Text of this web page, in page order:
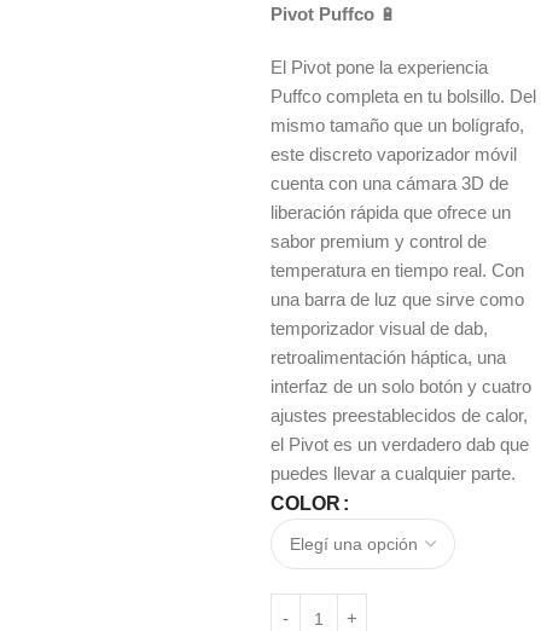
Pivot Puffco 🔋
El Pivot pone la experiencia
Puffco completa en tu bolsillo. Del
mismo tamaño que un bolígrafo,
este discreto vaporizador móvil
cuenta con una cámara 3D de
liberación rápida que ofrece un
sabor premium y control de
temperatura en tiempo real. Con
una barra de luz que sirve como
temporizador visual de dab,
retroalimentación háptica, una
interfaz de un solo botón y cuatro
ajustes preestablecidos de calor,
el Pivot es un verdadero dab que
puedes llevar a cualquier parte.
COLOR